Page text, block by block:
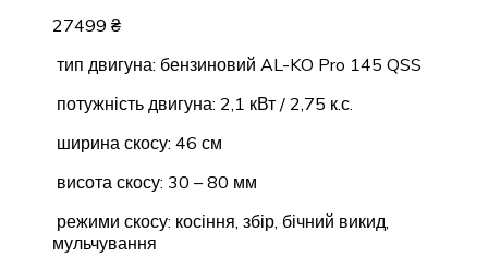
27499 ₴
тип двигуна: бензиновий AL-KO Pro 145 QSS
потужність двигуна: 2,1 кВт / 2,75 к.с.
ширина скосу: 46 см
висота скосу: 30 – 80 мм
режими скосу: косіння, збір, бічний викид,
мульчування